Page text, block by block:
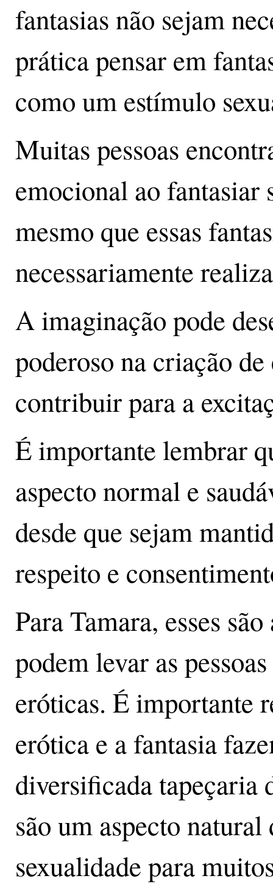
fantasias não sejam
prática pensar em
como um estímulo
Muitas pessoas
emocional ao fantasiar
mesmo que essas
necessariamente
A imaginação pode
poderoso na criação
contribuir para a
É importante lembrar
aspecto normal e
desde que sejam
respeito e
Para Tamara, esses
podem levar as
eróticas. É importante
erótica e a fantasia
diversificada tapeçaria
são um aspecto natural
sexualidade para